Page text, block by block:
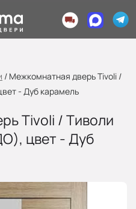
/ Межкомнатная дверь Tivoli /
- Дуб карамель
Tivoli / Тиволи
цвет - Дуб